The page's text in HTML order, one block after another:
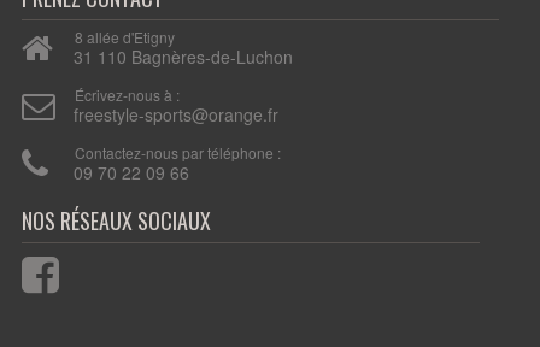
8 allée d'Etigny
31 110 Bagnères-de-Luchon
Écrivez-nous à :
freestyle-sports@orange.fr
Contactez-nous par téléphone :
09 70 22 09 66